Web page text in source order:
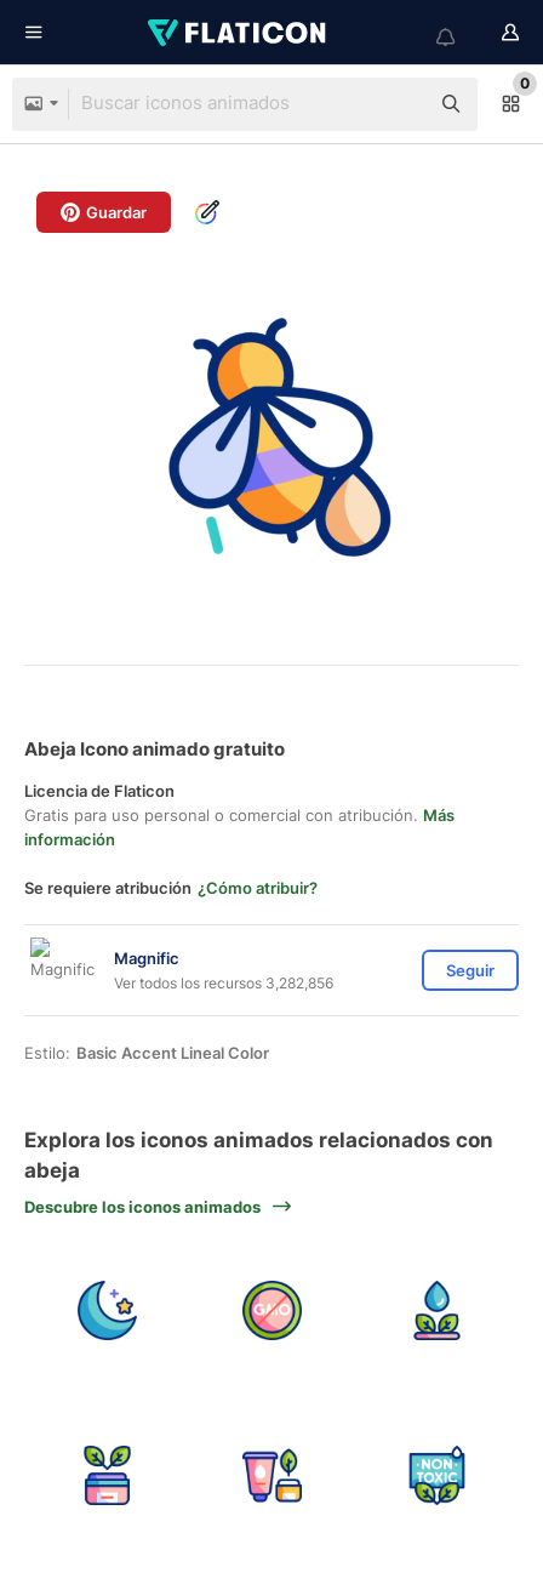
0
Guardar
Abeja Icono animado gratuito
Licencia de Flaticon
Gratis para uso personal o comercial con atribución. Más
información
Se requiere atribución ¿Cómo atribuir?
Magnific
Ver todos los recursos 3,282,856
Seguir
Estilo: Basic Accent Lineal Color
Explora los iconos animados relacionados con
abeja
Descubre los iconos animados